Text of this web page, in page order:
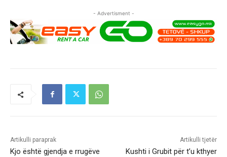
- Advertisment -
Artikulli paraprak
Kjo është gjendja e rrugëve
Artikulli tjetër
Kushti i Grubit për t’u kthyer